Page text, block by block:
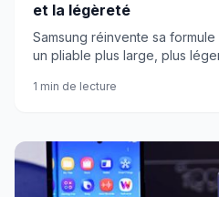
et la légèreté
Samsung réinvente sa
un pliable plus large, plus
1 min de lecture